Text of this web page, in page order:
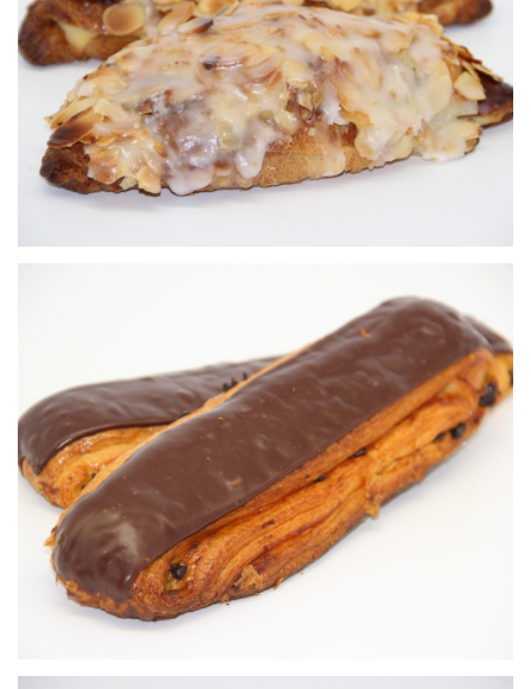
Croissant frangipane
Viennoiseries
Longuet au chocolat
Viennoiseries